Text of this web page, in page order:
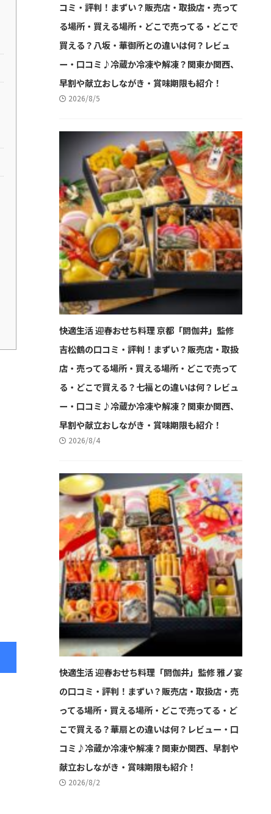
コミ・評判！まずい？販売店・取扱店・売って
る場所・買える場所・どこで売ってる・どこで
買える？八坂・華御所との違いは何？レビュ
ー・口コミ♪冷蔵か冷凍や解凍？関東か関西、
早割や献立おしながき・賞味期限も紹介！
2026/8/5
快適生活 迎春おせち料理 京都「閼伽井」監修
吉松鶴の口コミ・評判！まずい？販売店・取扱
店・売ってる場所・買える場所・どこで売って
る・どこで買える？七福との違いは何？レビュ
ー・口コミ♪冷蔵か冷凍や解凍？関東か関西、
早割や献立おしながき・賞味期限も紹介！
2026/8/4
快適生活 迎春おせち料理「閼伽井」監修 雅ノ宴
の口コミ・評判！まずい？販売店・取扱店・売
ってる場所・買える場所・どこで売ってる・ど
こで買える？華扇との違いは何？レビュー・口
コミ♪冷蔵か冷凍や解凍？関東か関西、早割や
献立おしながき・賞味期限も紹介！
2026/8/2